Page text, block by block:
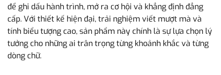
để ghi dấu hành trình, mở ra cơ hội và khẳng định đẳng
cấp. Với thiết kế hiện đại, trải nghiệm viết mượt mà và
tính biểu tượng cao, sản phẩm này chính là sự lựa chọn lý
tưởng cho những ai trân trọng từng khoảnh khắc và từng
dòng chữ.